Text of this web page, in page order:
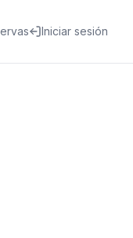
Iniciar sesión